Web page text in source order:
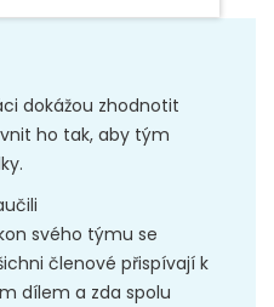
dokážou zhodnotit
ho tak, aby tým
svého týmu se
členové přispívají k
dílem a zda spolu